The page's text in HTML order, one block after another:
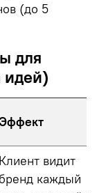
(до 5
для
идей)
Клиент видит
бренд каждый